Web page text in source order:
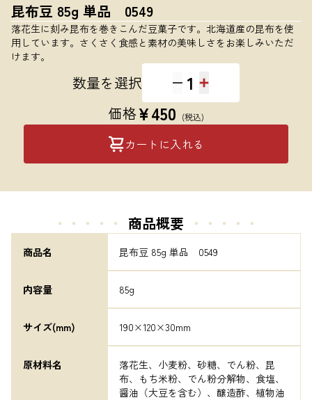
昆布豆 85g 単品 0549
落花生に刻み昆布を巻きこんだ豆菓子です。北海道産の昆布を使
用しています。さくさく食感と素材の美味しさをお楽しみいただ
けます。
数量を選択 1
価格¥450 (税込)
カートに入れる
・・・・・ 商品概要 ・・・・・
商品名 昆布豆 85g 単品　0549
内容量 85g
サイズ(mm) 190×120×30mm
原材料名
落花生、小麦粉、砂糖、でん粉、昆
布、もち米粉、でん粉分解物、食塩、
醤油（大豆を含む）、醸造酢、植物油